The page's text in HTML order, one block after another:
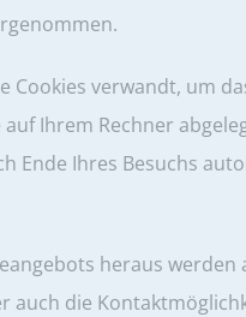
Cookies verwandt, um
Ihrem Rechner
Ende Ihres Besuchs
heraus
auch die